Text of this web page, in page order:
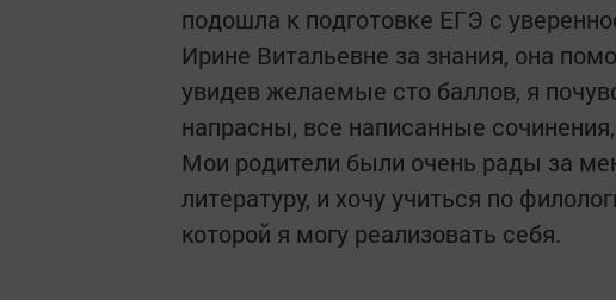
подошла к подготовке ЕГЭ с
Ирине Витальевне за знания, она
увидев желаемые сто баллов, я
напрасны, все написанные
Мои родители были очень рады за
литературу, и хочу учиться по
которой я могу реализовать себя.